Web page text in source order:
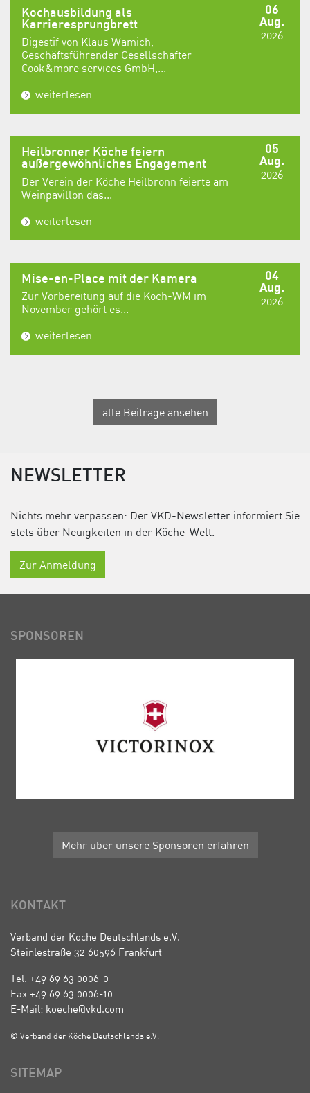
06
Aug.
2026
Kochausbildung als
Karrieresprungbrett
Digestif von Klaus Wamich,
Geschäftsführender Gesellschafter
Cook&more services GmbH,...
weiterlesen
05
Aug.
2026
Heilbronner Köche feiern
außergewöhnliches Engagement
Der Verein der Köche Heilbronn feierte am
Weinpavillon das...
weiterlesen
04
Aug.
2026
Mise-en-Place mit der Kamera
Zur Vorbereitung auf die Koch-WM im
November gehört es...
weiterlesen
alle Beiträge ansehen
NEWSLETTER
Nichts mehr verpassen: Der VKD-Newsletter informiert Sie
stets über Neuigkeiten in der Köche-Welt.
Zur Anmeldung
SPONSOREN
Mehr über unsere Sponsoren erfahren
KONTAKT
Verband der Köche Deutschlands e.V.
Steinlestraße 32 60596 Frankfurt
Tel. +49 69 63 0006-0
Fax +49 69 63 0006-10
E-Mail: koeche@vkd.com
© Verband der Köche Deutschlands e.V.
SITEMAP